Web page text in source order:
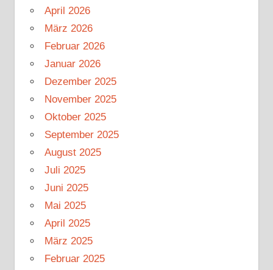
April 2026
März 2026
Februar 2026
Januar 2026
Dezember 2025
November 2025
Oktober 2025
September 2025
August 2025
Juli 2025
Juni 2025
Mai 2025
April 2025
März 2025
Februar 2025